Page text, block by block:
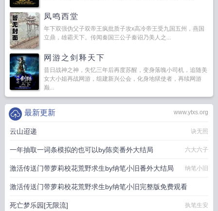
凤鸣西堂
年下双强伪父子双帝王疯批质子攻x高冷帝王受九国五州，燕国
立鼎，雄霸天下。传闻秦国三公子秦诏乃美人之...
网游之剑释天下
昔日战神之神，失忆三年后再度苏醒，变身落魄小司机，追随美
女大小姐再战网游，组建新兴公会，化身地狱使者，再续网游
巅...
www.ytxs.org
最新更新
云山迢递 诀无照
一年抽取一词条模拟的也可以by陈奕番外大结局 六大六子
激活传送门带萝莉校花荒野求生by纳笔小旧番外大结局 纳笔小旧
激活传送门带萝莉校花荒野求生by纳笔小旧完整版免费观看
纳笔小旧
死亡梦乐园[无限流] 执笔生安